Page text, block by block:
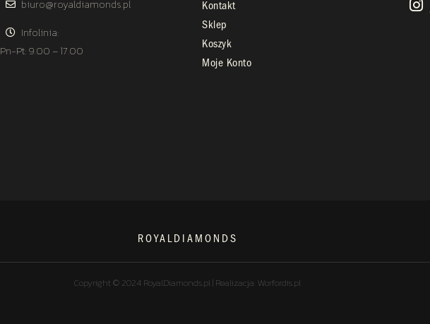
biuro@royaldiamonds.pl
Infolinia:
Pn-Pt: 9.00 – 17.00
Kontakt
Sklep
Koszyk
Moje Konto
ROYALDIAMONDS
Copyright © 2024 RoyalDiamonds.pl | Realizacja: Worfordis.pl